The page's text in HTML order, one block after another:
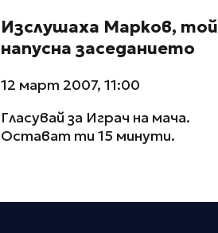
Изслушаха Марков, той
напусна заседанието
12 март 2007, 11:00
Гласувай за Играч на мача.
Остават ти 15 минути.